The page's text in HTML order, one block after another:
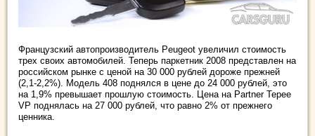
Французский автопроизводитель Peugeot увеличил стоимость
трех своих автомобилей. Теперь паркетник 2008 представлен на
российском рынке с ценой на 30 000 рублей дороже прежней
(2,1-2,2%). Модель 408 поднялся в цене до 24 000 рублей, это
на 1,9% превышает прошлую стоимость. Цена на Partner Tepee
VP поднялась на 27 000 рублей, что равно 2% от прежнего
ценника.